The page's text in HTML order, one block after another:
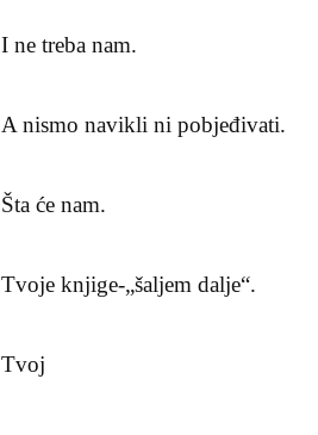
I ne treba nam.
A nismo navikli ni pobjeđivati.
Šta će nam.
Tvoje knjige-„šaljem dalje“.
Tvoj